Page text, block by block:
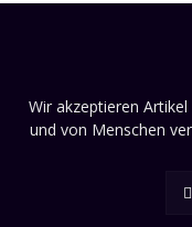
Wir akzeptieren
und von Menschen